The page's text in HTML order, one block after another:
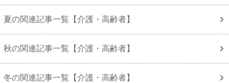
夏の関連記事一覧【介護・高齢者】
秋の関連記事一覧【介護・高齢者】
冬の関連記事一覧【介護・高齢者】